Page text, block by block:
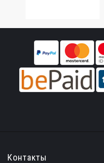
Контакты